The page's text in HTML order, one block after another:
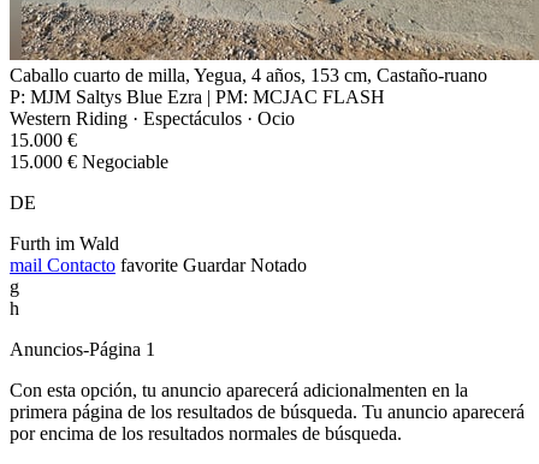
Caballo cuarto de milla, Yegua, 4 años, 153 cm, Castaño-ruano
P: MJM Saltys Blue Ezra | PM: MCJAC FLASH
Western Riding · Espectáculos · Ocio
15.000 €
15.000 € Negociable
DE
Furth im Wald
mail Contacto favorite Guardar Notado
g
h
Anuncios-Página 1
Con esta opción, tu anuncio aparecerá adicionalmenten en la
primera página de los resultados de búsqueda. Tu anuncio aparecerá
por encima de los resultados normales de búsqueda.